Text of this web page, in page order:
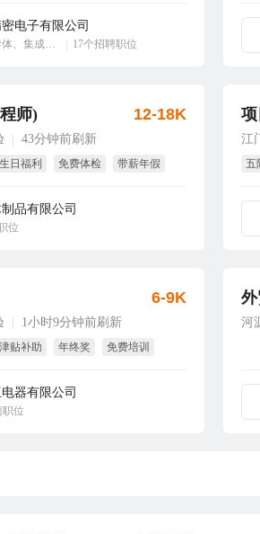
电子有限公司
电子技术、半导体、集成电路 17个招聘职位
师)
43分钟前刷新
生日福利 免费体检 带薪年假
品有限公司
位
12-18K
江
五
1小时9分钟前刷新
津贴补助 年终奖
免费培训
器有限公司
职位
6-9K
河